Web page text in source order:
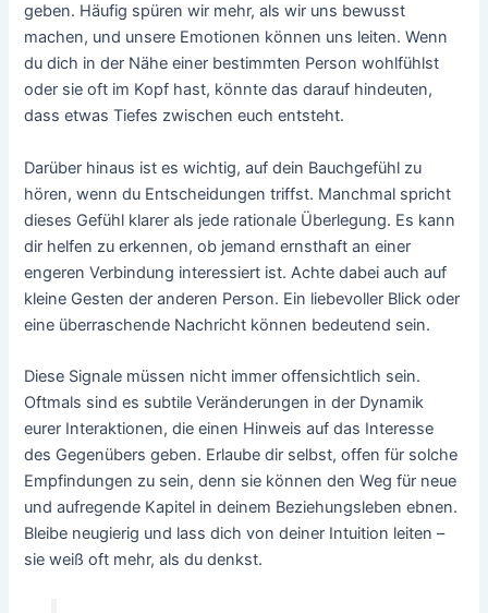
geben. Häufig spüren wir mehr, als wir uns bewusst
machen, und unsere Emotionen können uns leiten. Wenn
du dich in der Nähe einer bestimmten Person wohlfühlst
oder sie oft im Kopf hast, könnte das darauf hindeuten,
dass etwas Tiefes zwischen euch entsteht.
Darüber hinaus ist es wichtig, auf dein Bauchgefühl zu
hören, wenn du Entscheidungen triffst. Manchmal spricht
dieses Gefühl klarer als jede rationale Überlegung. Es kann
dir helfen zu erkennen, ob jemand ernsthaft an einer
engeren Verbindung interessiert ist. Achte dabei auch auf
kleine Gesten der anderen Person. Ein liebevoller Blick oder
eine überraschende Nachricht können bedeutend sein.
Diese Signale müssen nicht immer offensichtlich sein.
Oftmals sind es subtile Veränderungen in der Dynamik
eurer Interaktionen, die einen Hinweis auf das Interesse
des Gegenübers geben. Erlaube dir selbst, offen für solche
Empfindungen zu sein, denn sie können den Weg für neue
und aufregende Kapitel in deinem Beziehungsleben ebnen.
Bleibe neugierig und lass dich von deiner Intuition leiten –
sie weiß oft mehr, als du denkst.